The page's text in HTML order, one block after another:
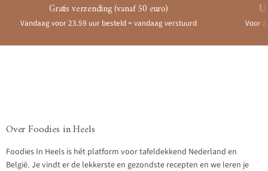
Gratis verzending (vanaf 50 euro)
Vandaag voor 23.59 uur besteld = vandaag verstuurd Voor
Over Foodies in Heels
Foodies In Heels is hét platform voor tafeldekkend Nederland en
België. Je vindt er de lekkerste en gezondste recepten en we leren je